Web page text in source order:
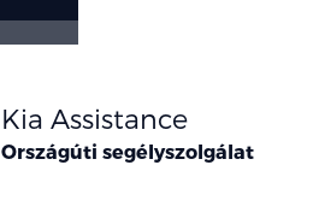
Kia Assistance
Országúti segélyszolgálat